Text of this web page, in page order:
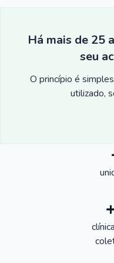
Há mais de 25
seu
O princípio é
utilizado,